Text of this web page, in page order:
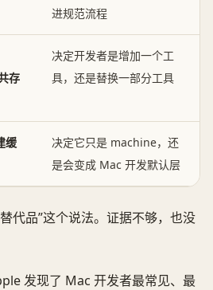
进规范流程
存
决定开发者是增加一个工
具，还是替换一部分工具
缓
决定它只是 machine，还
是会变成 Mac 开发默认层
代品”这个说法。证据不够，也没
发现了 Mac 开发者最常见、最